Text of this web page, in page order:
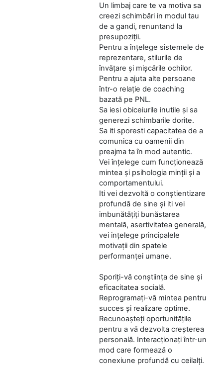
Un limbaj care te va motiva sa
creezi schimbări in modul tau
de a gandi, renuntand la
presupoziții.
Pentru a înțelege sistemele de
reprezentare, stilurile de
învățare și mișcările ochilor.
Pentru a ajuta alte persoane
într-o relație de coaching
bazată pe PNL.
Sa iesi obiceiurile inutile și sa
generezi schimbarile dorite.
Sa iti sporesti capacitatea de a
comunica cu oamenii din
preajma ta în mod autentic.
Vei înțelege cum funcționează
mintea și psihologia minții și a
comportamentului.
Iti vei dezvoltă o conștientizare
profundă de sine și iti vei
imbunătățiți bunăstarea
mentală, asertivitatea generală,
vei ințelege principalele
motivații din spatele
performanței umane.
Sporiți-vă conștiința de sine și
eficacitatea socială.
Reprogramați-vă mintea pentru
succes și realizare optime.
Recunoașteți oportunitățile
pentru a vă dezvolta creșterea
personală. Interacționați într-un
mod care formează o
conexiune profundă cu ceilalți.